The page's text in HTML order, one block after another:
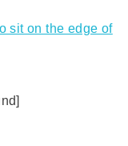
sit on the edge of